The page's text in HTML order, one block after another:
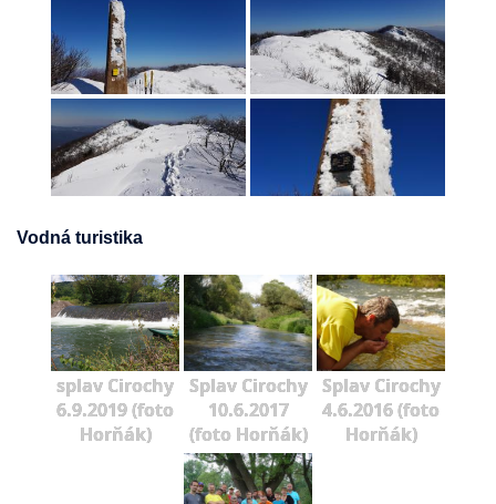
Vodná turistika
splav Cirochy
6.9.2019 (foto
Horňák)
Splav Cirochy
10.6.2017
(foto Horňák)
Splav Cirochy
4.6.2016 (foto
Horňák)